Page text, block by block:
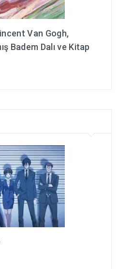
Van Gogh,
Badem Dalı ve Kitap